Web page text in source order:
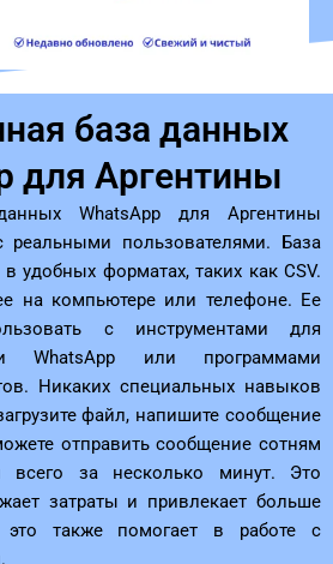
база данных
для Аргентины
WhatsApp для Аргентины
пользователями. База
удобных форматах, таких как CSV.
на компьютере или телефоне. Ее
с инструментами для
WhatsApp или программами
Никаких специальных навыков
файл, напишите сообщение
отправить сообщение сотням
за несколько минут. Это
затраты и привлекает больше
также помогает в работе с